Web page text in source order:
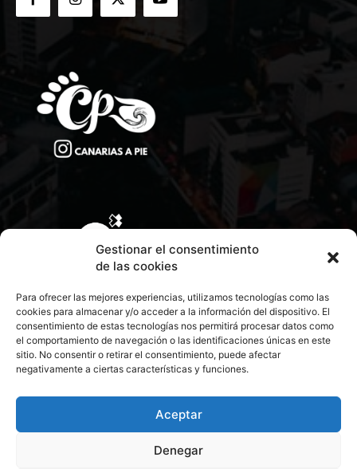
Gestionar el consentimiento
de las cookies
Para ofrecer las mejores experiencias, utilizamos tecnologías como las
cookies para almacenar y/o acceder a la información del dispositivo. El
consentimiento de estas tecnologías nos permitirá procesar datos como
el comportamiento de navegación o las identificaciones únicas en este
sitio. No consentir o retirar el consentimiento, puede afectar
negativamente a ciertas características y funciones.
Aceptar
Denegar
CONTACTA CON NOSOTROS